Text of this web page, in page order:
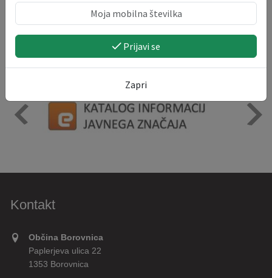
31
1 2 3 4 5 6
Kontakt
Občina Borovnica
Paplerjeva ulica 22
1353 Borovnica
Prijavi se
Zapri